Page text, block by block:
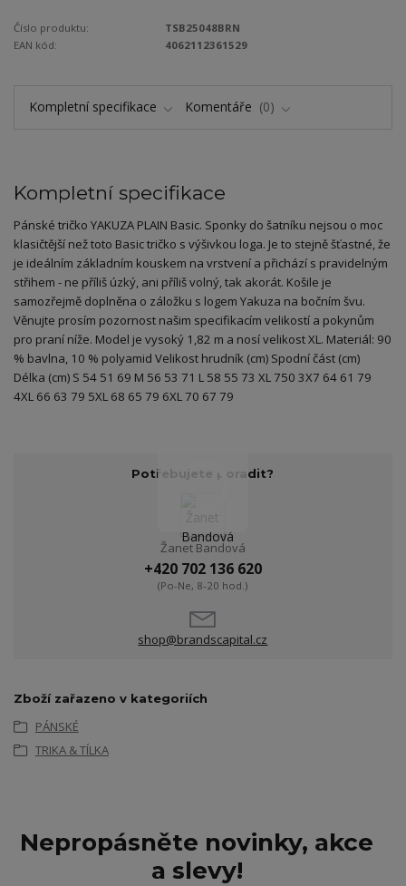
Číslo produktu:
TSB25048BRN
EAN kód:
4062112361529
Kompletní specifikace Komentáře 0
Kompletní specifikace
Pánské tričko YAKUZA PLAIN Basic. Sponky do šatníku nejsou o moc
klasičtější než toto Basic tričko s výšivkou loga. Je to stejně šťastné, že
je ideálním základním kouskem na vrstvení a přichází s pravidelným
střihem - ne příliš úzký, ani příliš volný, tak akorát. Košile je
samozřejmě doplněna o záložku s logem Yakuza na bočním švu.
Věnujte prosím pozornost našim specifikacím velikostí a pokynům
pro praní níže. Model je vysoký 1,82 m a nosí velikost XL. Materiál: 90
% bavlna, 10 % polyamid Velikost hrudník (cm) Spodní část (cm)
Délka (cm) S 54 51 69 M 56 53 71 L 58 55 73 XL 750 3X7 64 61 79
4XL 66 63 79 5XL 68 65 79 6XL 70 67 79
Potřebujete poradit?
Žanet Bandová
+420 702 136 620
(Po-Ne, 8-20 hod.)
shop@brandscapital.cz
Zboží zařazeno v kategoriích
PÁNSKÉ
TRIKA & TÍLKA
Nepropásněte novinky, akce
a slevy!